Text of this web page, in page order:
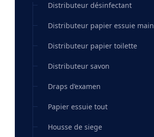
Distributeur désinfectant
Distributeur papier essuie main
Distributeur papier toilette
Distributeur savon
Draps d’examen
Papier essuie tout
Housse de siege